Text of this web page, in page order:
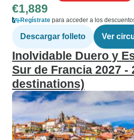
€1,889
Regístrate para acceder a los
Descargar folleto Ver
Inolvidable Duero y
Sur de Francia 2027 -
destinations)